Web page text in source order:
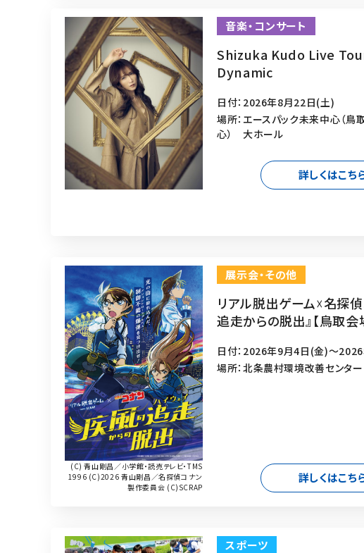
音楽・コンサート
Shizuka Kudo Live
Dynamic
日付：2026年8月22日(土)
場所：エースパック未来中心（
心） 大ホール
詳しくはこち
(C) 青山剛昌／小学館・読売テレビ・TMS
1996 (C)2026 青山剛昌／名探偵コナン
製作委員会 (C)SCRAP
展示会・その他
リアル脱出ゲーム☓名探
追走からの脱出』【鳥取会
日付：2026年9月4日(金)～
場所：北条農村環境改善センター
詳しくはこち
スポーツ